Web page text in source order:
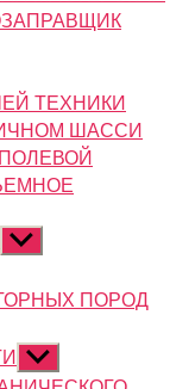
ТЕХНИКИ
ШАССИ
Показывать
подменю
ПОРОД
Показывать
подменю